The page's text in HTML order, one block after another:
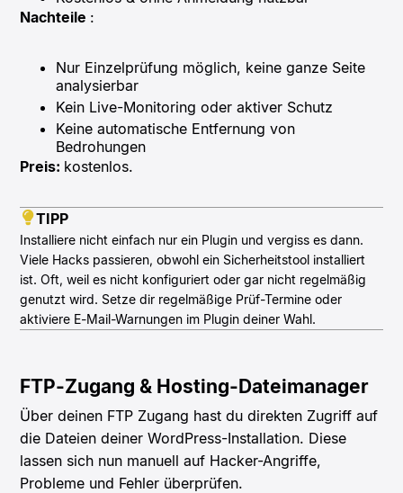
Nachteile :
Nur Einzelprüfung möglich, keine ganze Seite
analysierbar
Kein Live-Monitoring oder aktiver Schutz
Keine automatische Entfernung von
Bedrohungen
Preis: kostenlos.
TIPP
Installiere nicht einfach nur ein Plugin und vergiss es dann.
Viele Hacks passieren, obwohl ein Sicherheitstool installiert
ist. Oft, weil es nicht konfiguriert oder gar nicht regelmäßig
genutzt wird. Setze dir regelmäßige Prüf-Termine oder
aktiviere E-Mail-Warnungen im Plugin deiner Wahl.
FTP-Zugang & Hosting-Dateimanager
Über deinen FTP Zugang hast du direkten Zugriff auf
die Dateien deiner WordPress-Installation. Diese
lassen sich nun manuell auf Hacker-Angriffe,
Probleme und Fehler überprüfen.